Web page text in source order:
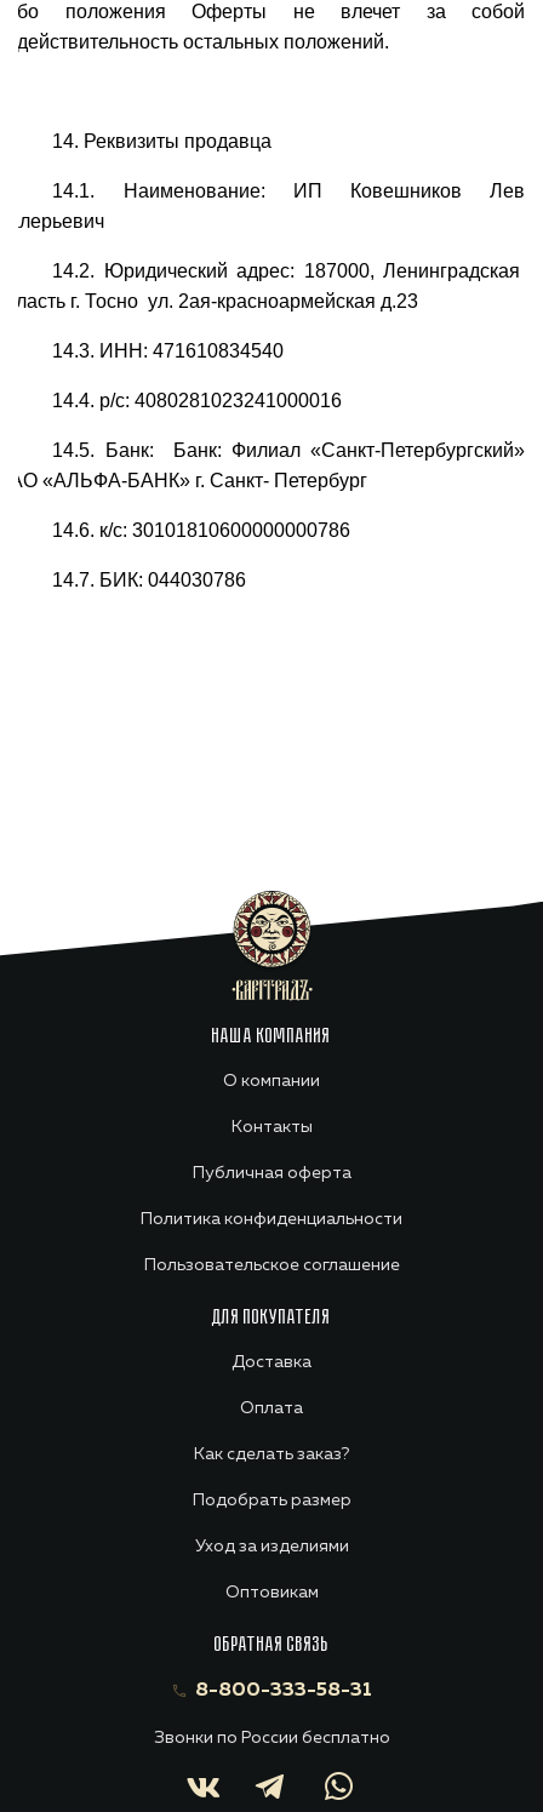
положения Оферты не влечет за собой
остальных положений.
14. Реквизиты продавца
14.1. Наименование: ИП Ковешников Лев
14.2. Юридический адрес: 187000, Ленинградская
г. Тосно ул. 2ая-красноармейская д.23
14.3. ИНН: 471610834540
14.4. р/с: 4080281023241000016
14.5. Банк: Банк: Филиал «Санкт-Петербургский»
«АЛЬФА-БАНК» г. Санкт- Петербург
14.6. к/с: 30101810600000000786
14.7. БИК: 044030786
НАША КОМПАНИЯ
О компании
Контакты
Публичная оферта
Политика конфиденциальности
Пользовательское соглашение
ДЛЯ ПОКУПАТЕЛЯ
Доставка
Оплата
Как сделать заказ?
Подобрать размер
Уход за изделиями
Оптовикам
ОБРАТНАЯ СВЯЗЬ
8-800-333-58-31
Звонки по России бесплатно